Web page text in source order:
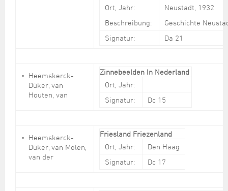
Ort, Jahr:
Neustadt, 1932
Beschreibung:
Geschichte
Signatur:
Da 21
Heemskerck-
Düker, van
Houten, van
Zinnebeelden In Nederland
Ort, Jahr:
Signatur:
Dc 15
Heemskerck-
Düker, van Molen,
van der
Friesland Friezenland
Ort, Jahr:
Den Haag
Signatur:
Dc 17